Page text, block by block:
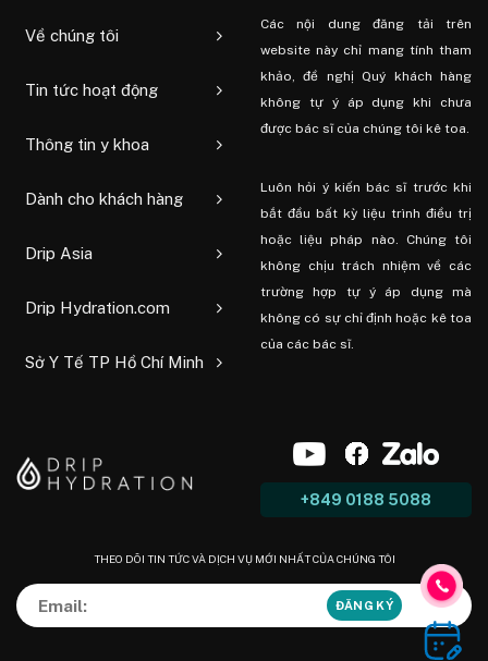
Về chúng tôi
Tin tức hoạt động
Thông tin y khoa
Dành cho khách hàng
Drip Asia
Drip Hydration.com
Sở Y Tế TP Hồ Chí Minh
Các nội dung đăng tải trên
website này chỉ mang tính tham
khảo, đề nghị Quý khách hàng
không tự ý áp dụng khi chưa
được bác sĩ của chúng tôi kê toa.
Luôn hỏi ý kiến ​​bác sĩ trước khi
bắt đầu bất kỳ liệu trình điều trị
hoặc liệu pháp nào. Chúng tôi
không chịu trách nhiệm về các
trường hợp tự ý áp dụng mà
không có sự chỉ định hoặc kê toa
của các bác sĩ.
+849 0188 5088
THEO DÕI TIN TỨC VÀ DỊCH VỤ MỚI NHẤT CỦA CHÚNG TÔI